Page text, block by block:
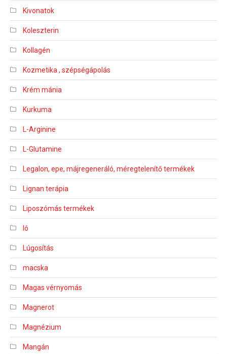
Kivonatok
Koleszterin
Kollagén
Kozmetika , szépségápolás
Krém mánia
Kurkuma
L-Arginine
L-Glutamine
Legalon, epe, májregeneráló, méregtelenítő termékek
Lignan terápia
Liposzómás termékek
ló
Lúgosítás
macska
Magas vérnyomás
Magnerot
Magnézium
Mangán